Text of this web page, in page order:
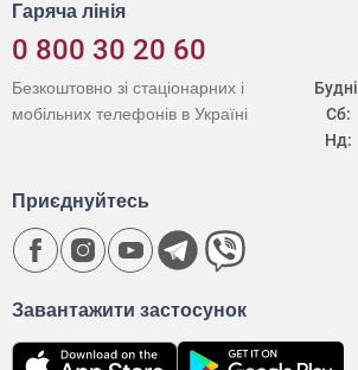
Гаряча лінія
0 800 30 20 60
Сб:
Нд:
Безкоштовно зі стаціонарних і
мобільних телефонів в Україні
Завантажити застосунок
Приєднуйтесь